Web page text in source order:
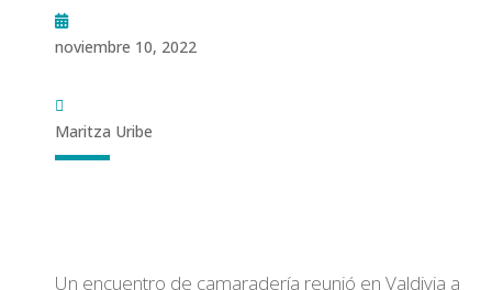
noviembre 10, 2022
Maritza Uribe
Un encuentro de camaradería reunió en Valdivia a